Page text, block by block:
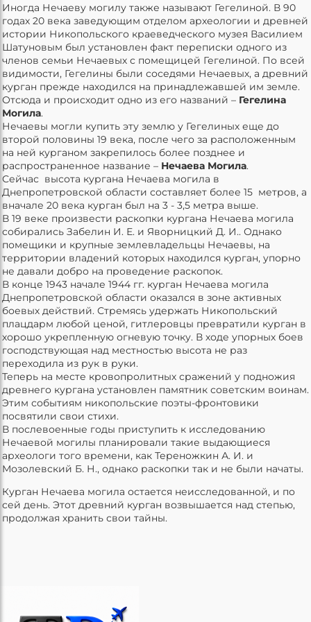
Иногда Нечаеву могилу также называют Гегелиной. В 90
годах 20 века заведующим отделом археологии и древней
истории Никопольского краеведческого музея Василием
Шатуновым был установлен факт переписки одного из
членов семьи Нечаевых с помещицей Гегелиной. По всей
видимости, Гегелины были соседями Нечаевых, а древний
курган прежде находился на принадлежавшей им земле.
Отсюда и происходит одно из его названий – Гегелина
Могила.
Нечаевы могли купить эту землю у Гегелиных еще до
второй половины 19 века, после чего за расположенным
на ней курганом закрепилось более позднее и
распространенное название – Нечаева Могила.
Сейчас высота кургана Нечаева могила в
Днепропетровской области составляет более 15 метров, а
вначале 20 века курган был на 3 - 3,5 метра выше.
В 19 веке произвести раскопки кургана Нечаева могила
собирались Забелин И. Е. и Яворницкий Д. И.. Однако
помещики и крупные землевладельцы Нечаевы, на
территории владений которых находился курган, упорно
не давали добро на проведение раскопок.
В конце 1943 начале 1944 гг. курган Нечаева могила
Днепропетровской области оказался в зоне активных
боевых действий. Стремясь удержать Никопольский
плацдарм любой ценой, гитлеровцы превратили курган в
хорошо укрепленную огневую точку. В ходе упорных боев
господствующая над местностью высота не раз
переходила из рук в руки.
Теперь на месте кровопролитных сражений у подножия
древнего кургана установлен памятник советским воинам.
Этим событиям никопольские поэты-фронтовики
посвятили свои стихи.
В послевоенные годы приступить к исследованию
Нечаевой могилы планировали такие выдающиеся
археологи того времени, как Тереножкин А. И. и
Мозолевский Б. Н., однако раскопки так и не были начаты.
Курган Нечаева могила остается неисследованной, и по
сей день. Этот древний курган возвышается над степью,
продолжая хранить свои тайны.